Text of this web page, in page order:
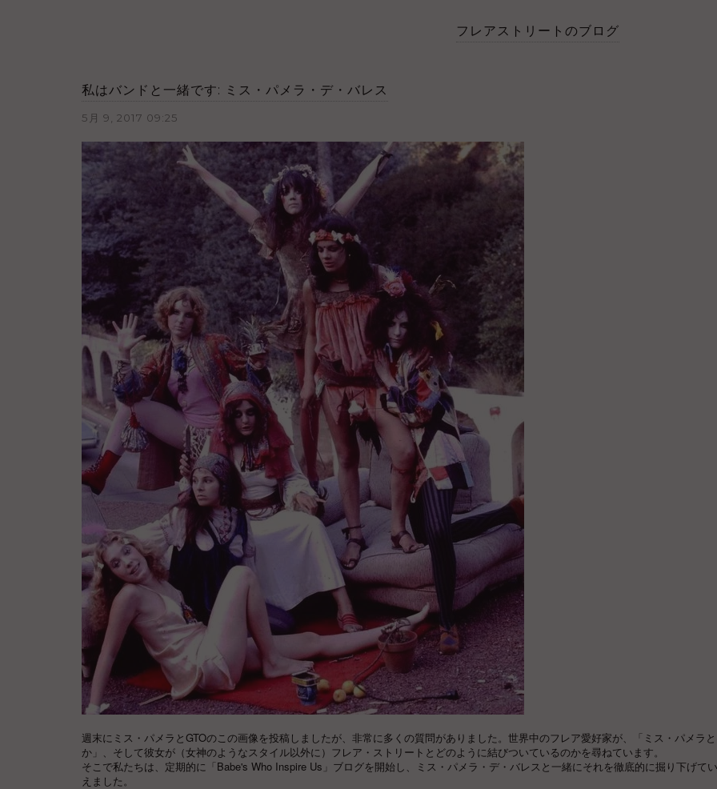
フレアストリートのブログ
私はバンドと一緒です: ミス・パメラ・デ・バレス
5月 9, 2017 09:25
週末にミス・パメラとGTOのこの画像を投稿しましたが、非常に多くの質問がありました。 世界中のフレア愛好家が、「ミス・パメラ
か」、そして彼女が（女神のようなスタイル以外に）フレア・ストリートとどのように結びついているのかを尋ねています。
そこで私たちは、定期的に「Babe's Who Inspire Us」ブログを開始し、ミス・パメラ・デ・バレスと一緒にそれを徹底的に掘り下げて
えました。